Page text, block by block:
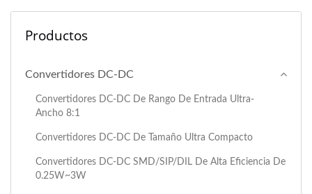
Productos
Convertidores DC-DC
Convertidores DC-DC De Rango De Entrada Ultra-
Ancho 8:1
Convertidores DC-DC De Tamaño Ultra Compacto
Convertidores DC-DC SMD/SIP/DIL De Alta Eficiencia De
0.25W~3W